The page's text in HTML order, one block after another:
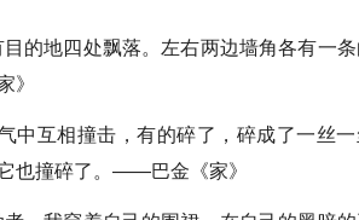
的地四处飘落。左右两边墙角各有一
》
互相撞击，有的碎了，碎成了一丝一
也撞碎了。——巴金《家》